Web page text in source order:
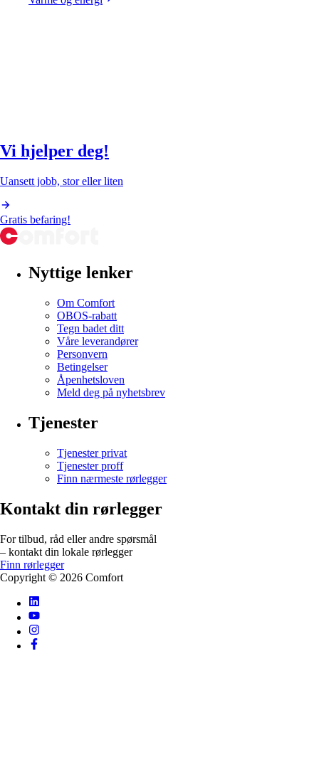
Vi hjelper deg!
Uansett jobb, stor eller liten
Gratis befaring!
Nyttige lenker
Om Comfort
OBOS-rabatt
Tegn badet ditt
Våre leverandører
Personvern
Betingelser
Åpenhetsloven
Meld deg på nyhetsbrev
Tjenester
Tjenester privat
Tjenester proff
Finn nærmeste rørlegger
Kontakt din rørlegger
For tilbud, råd eller andre spørsmål
– kontakt din lokale rørlegger
Finn rørlegger
Copyright © 2026 Comfort